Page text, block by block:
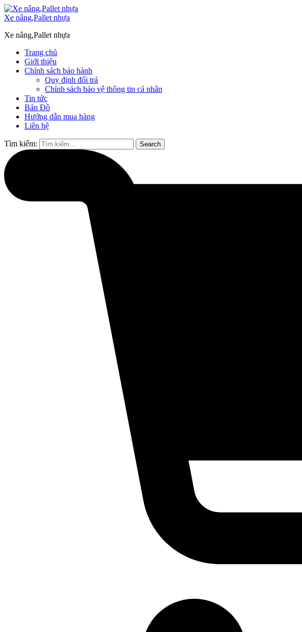
Xe nâng,Pallet nhựa
Xe nâng,Pallet nhựa
Trang chủ
Giới thiệu
Chính sách bảo hành
Quy định đổi trả
Chính sách bảo vệ thông tin cá nhân
Tin tức
Bản Đồ
Hướng dẫn mua hàng
Liên hệ
Tìm kiếm: Search